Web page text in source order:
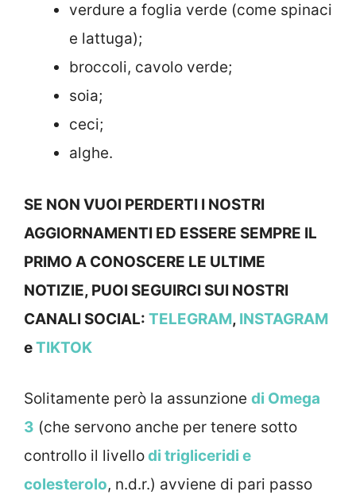
verdure a foglia verde (come spinaci
e lattuga);
broccoli, cavolo verde;
soia;
ceci;
alghe.
SE NON VUOI PERDERTI I NOSTRI
AGGIORNAMENTI ED ESSERE SEMPRE IL
PRIMO A CONOSCERE LE ULTIME
NOTIZIE, PUOI SEGUIRCI SUI NOSTRI
CANALI SOCIAL: TELEGRAM, INSTAGRAM
eTIKTOK
Solitamente però la assunzione di Omega
3 (che servono anche per tenere sotto
controllo il livellodi trigliceridi e
colesterolo, n.d.r.) avviene di pari passo